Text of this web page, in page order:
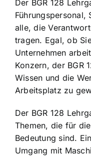
Der BGR 128
Führungspersonal,
alle, die
tragen. Egal, ob
Unternehmen
Konzern, der BGR
Wissen und die
Arbeitsplatz zu
Der BGR 128
Themen, die für
Bedeutung sind.
Umgang mit